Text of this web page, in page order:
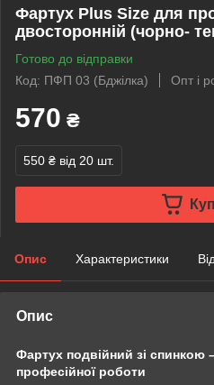
Фартух Plus Size для
двосторонній (чорно-
Готово до відправки
Код: ПФП 03 (Бджілка)
Опт і
570 ₴
550 ₴ від 20 шт.
Опис Характеристики
Опис
Фартух подвійний зі спинкою
професійної роботи